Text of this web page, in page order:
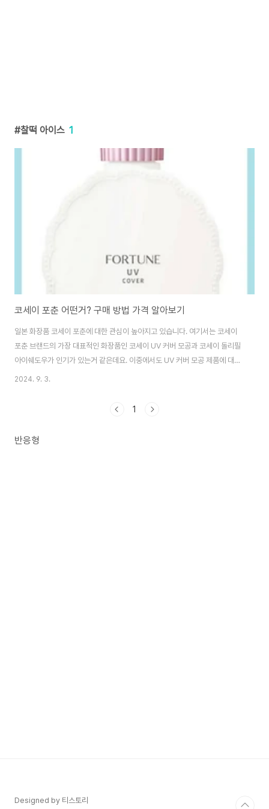
찰떡 아이스 1
코세이 포춘 어떤거? 구매 방법 가격 알아보기
일본 화장품 코세이 포춘에 대한 관심이 높아지고 있습니다. 여기서는 코세이
포춘 브랜드의 가장 대표적인 화장품인 코세이 UV 커버 모공과 코세이 돌리필
아이쉐도우가 인기가 있는거 같은데요. 이중에서도 UV 커버 모공 제품에 대해
알아볼게요. 코세이 포춘이란? 코세이 포춘은 일본 화장품 브랜드이고요. 여기
게요. 코세이 UV 커버 모공제품은 모공, 톤업, 자외선 차단 3가지를 이 하나로
깜쪽같이 커버해 주는 제품입니다. 바른 후에도 마치 메이크업을 하지 않은 쌩
2024. 9. 3.
1
반응형
Designed by 티스토리